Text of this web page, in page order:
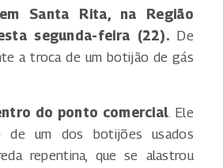
Santa Rita, na Região
segunda-feira (22). De
a troca de um botijão de gás
do ponto comercial . Ele
de um dos botijões usados
repentina, que se alastrou